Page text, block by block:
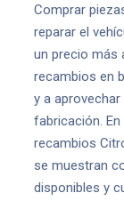
Comprar
reparar el
un precio más
recambios en
y a
fabricación.
recambios
se muestran
disponibles y